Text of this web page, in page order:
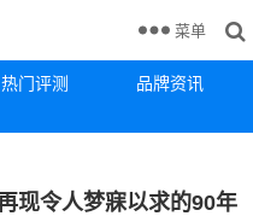
热门评测
品牌资讯
菜单
现令人梦寐以求的90年